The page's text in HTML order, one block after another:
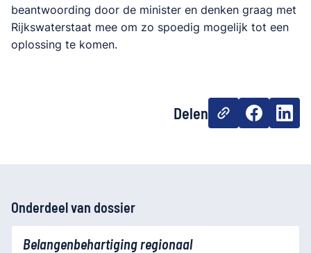
beantwoording door de minister en denken graag met
Rijkswaterstaat mee om zo spoedig mogelijk tot een
oplossing te komen.
Delen
Onderdeel van dossier
Belangenbehartiging regionaal